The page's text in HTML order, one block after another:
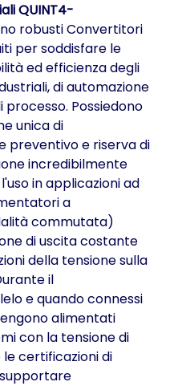
QUINT4-
robusti Convertitori
per soddisfare le
ed efficienza degli
di automazione
Possiedono
unica di
preventivo e riserva di
incredibilmente
in applicazioni ad
a
commutata)
di uscita costante
della tensione sulla
il
e quando connessi
alimentati
con la tensione di
certificazioni di